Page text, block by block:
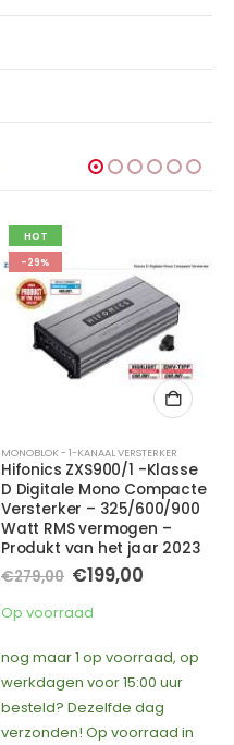
HOT
-29%
MONOBLOK - 1-KANAAL VERSTERKER
Hifonics ZXS900/1 -Klasse
D Digitale Mono Compacte
Versterker – 325/600/900
Watt RMS vermogen –
Produkt van het jaar 2023
€279,00 Oorspronkelijke
was:
€279,00.
€199,00Huidige
Op voorraad
nog maar 1 op voorraad, op
werkdagen voor 15:00 uur
besteld? Dezelfde dag
verzonden! Op voorraad in